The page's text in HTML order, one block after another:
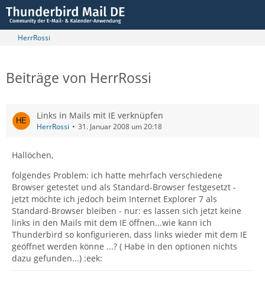
HerrRossi
Beiträge von HerrRossi
Links in Mails mit IE verknüpfen
HerrRossi 31. Januar 2008 um 20:18
Hallöchen,
folgendes Problem: ich hatte mehrfach verschiedene
Browser getestet und als Standard-Browser festgesetzt -
jetzt möchte ich jedoch beim Internet Explorer 7 als
Standard-Browser bleiben - nur: es lassen sich jetzt keine
links in den Mails mit dem IE öffnen...wie kann ich
Thunderbird so konfigurieren, dass links wieder mit dem IE
geöffnet werden könne ...? ( Habe in den optionen nichts
dazu gefunden...) :eek: